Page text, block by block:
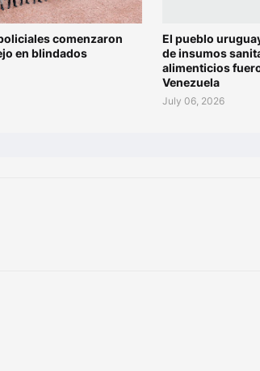
comenzaron
en blindados
El pueblo
de insumos
alimenticios
Venezuela
July 06, 2026